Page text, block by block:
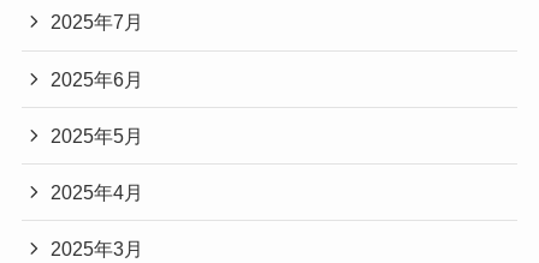
2025年7月
2025年6月
2025年5月
2025年4月
2025年3月